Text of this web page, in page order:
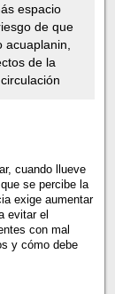
espacio
de que
acuaplanin,
de la
cuando llueve
se percibe la
exige aumentar
evitar el
con mal
y cómo debe